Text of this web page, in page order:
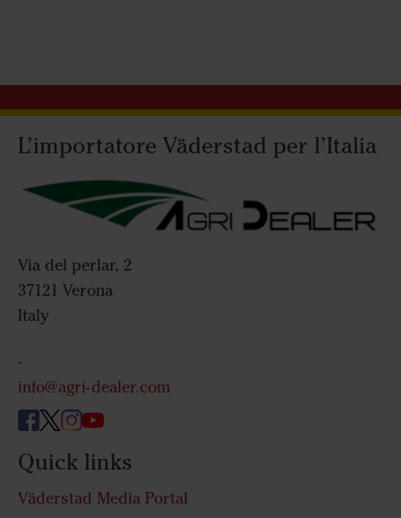
L’importatore Väderstad per l’Italia
Via del perlar, 2
37121 Verona
Italy
-
info@agri-dealer.com
Quick links
Väderstad Media Portal